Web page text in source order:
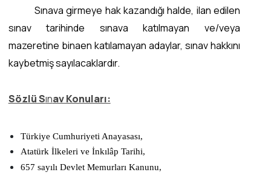
Sınava girmeye hak kazandığı halde, ilan edilen
sınav tarihinde sınava katılmayan ve/veya
mazeretine binaen katılamayan adaylar, sınav hakkını
kaybetmiş sayılacaklardır.
Sözlü Sınav Konuları:
Türkiye Cumhuriyeti Anayasası,
Atatürk İlkeleri ve İnkılâp Tarihi,
657 sayılı Devlet Memurları Kanunu,